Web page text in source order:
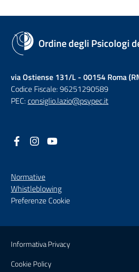
Ordine degli Psicologi
via Ostiense 131/L - 00154 Roma
Codice Fiscale: 96251290589
PEC:consiglio.lazio@psypec.it
Facebook
(nuova scheda - new tab)
Instagram
(nuova scheda - new tab)
Normative
Whistleblowing(nuova scheda - new tab)
Preferenze Cookie
Sezione Link Utili
Informativa Privacy
Cookie Policy